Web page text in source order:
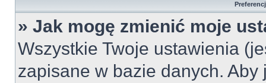
» Jak mogę zmienić moje
Wszystkie Twoje ustawienia
zapisane w bazie danych.